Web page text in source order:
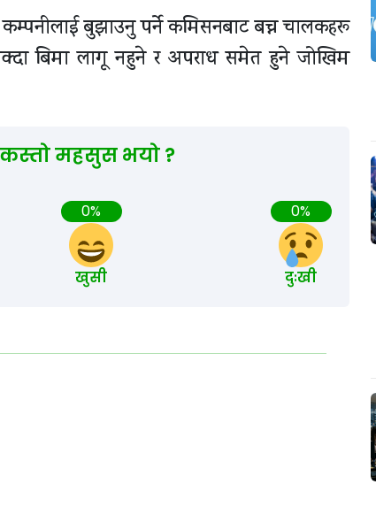
बुझाउनु पर्ने कमिसनबाट बच्न चालकहरू
बिमा लागू नहुने र अपराध समेत हुने जोखिम
महसुस भयो ?
0%
खुसी
0%
दुःखी